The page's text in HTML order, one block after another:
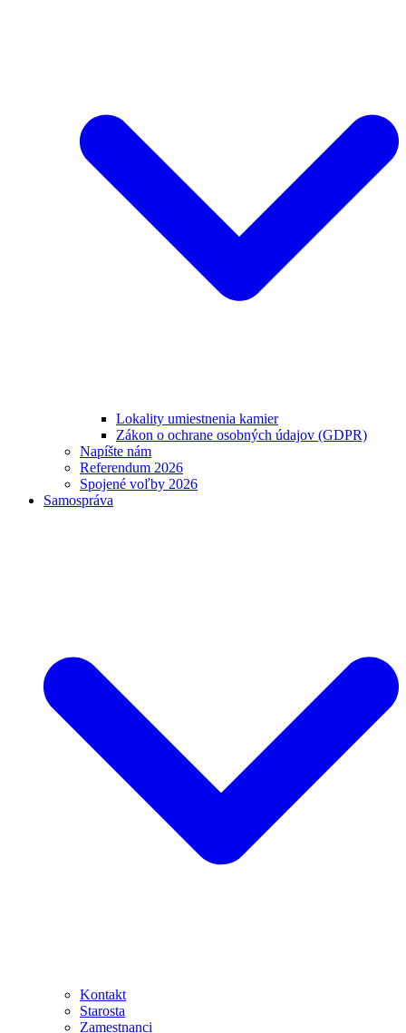
Lokality umiestnenia kamier
Zákon o ochrane osobných údajov (GDPR)
Napíšte nám
Referendum 2026
Spojené voľby 2026
Samospráva
Kontakt
Starosta
Zamestnanci